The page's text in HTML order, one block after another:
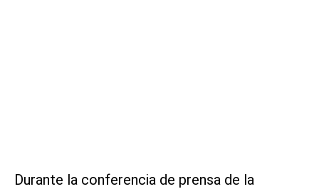
Durante la conferencia de prensa de la